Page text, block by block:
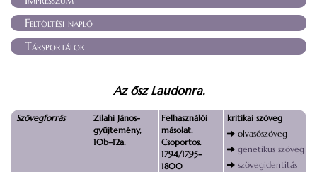
Feltöltési napló
Társportálok
Az ősz Laudonra.
Szövegforrás
Zilahi János-
gyűjtemény,
10b–12a.
Felhasználói
másolat.
Csoportos.
1794/1795-
1800
kritikai szöveg
olvasószöveg
genetikus szöveg
szövegidentitás